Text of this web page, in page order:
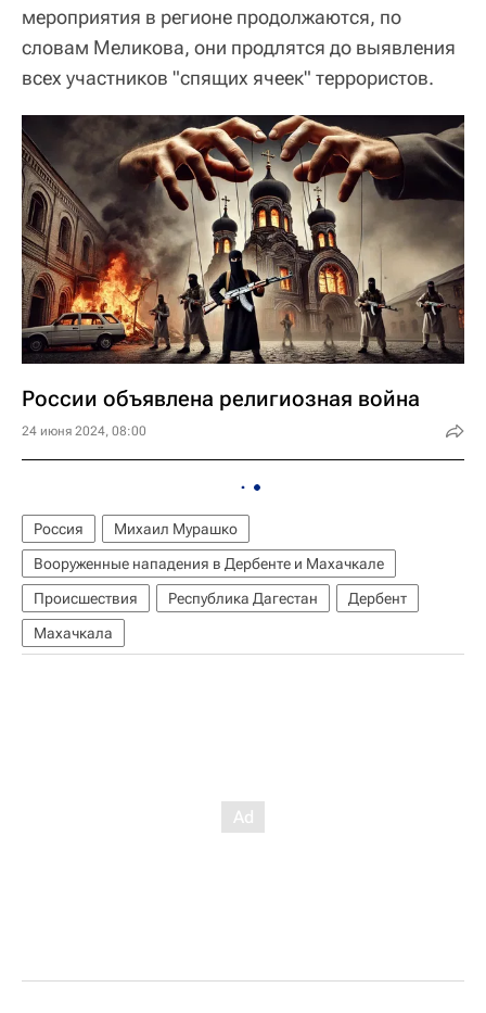
мероприятия в регионе продолжаются, по
словам Меликова, они продлятся до выявления
всех участников "спящих ячеек" террористов.
России объявлена религиозная война
24 июня 2024, 08:00
Россия
Михаил Мурашко
Вооруженные нападения в Дербенте и Махачкале
Происшествия
Республика Дагестан
Дербент
Махачкала